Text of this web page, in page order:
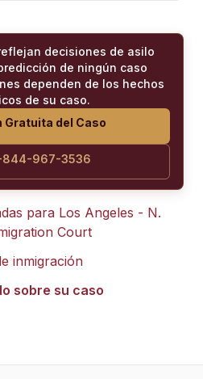
decisiones de asilo
de ningún caso
dependen de los hechos
de su caso.
Gratuita del Caso
844-967-3536
para Los Angeles - N.
Court
inmigración
sobre su caso